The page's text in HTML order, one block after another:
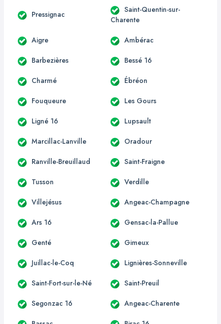
Pressignac
Saint-Quentin-sur-
Charente
Aigre Ambérac
Barbezières Bessé 16
Charmé Ébréon
Fouqueure Les Gours
Ligné 16 Lupsault
Marcillac-Lanville Oradour
Ranville-Breuillaud Saint-Fraigne
Tusson Verdille
Villejésus Angeac-Champagne
Ars 16 Gensac-la-Pallue
Genté Gimeux
Juillac-le-Coq Lignières-Sonneville
Saint-Fort-sur-le-Né Saint-Preuil
Segonzac 16 Angeac-Charente